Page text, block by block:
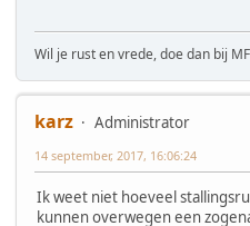
Wil je rust en vrede, doe dan bij
karz
Administrator
14 september, 2017, 16:06:24
Ik weet niet hoeveel
kunnen overwegen een